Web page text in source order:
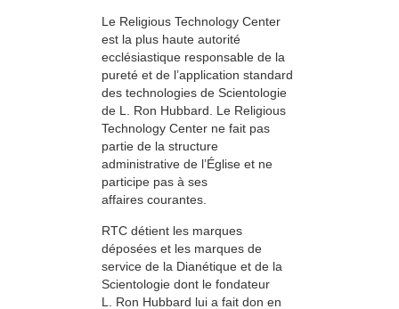
Le Religious Technology Center
est la plus haute autorité
ecclésiastique responsable de la
pureté et de l’application standard
des technologies de Scientologie
de L. Ron Hubbard. Le Religious
Technology Center ne fait pas
partie de la structure
administrative de l’Église et ne
participe pas à ses
affaires courantes.
RTC détient les marques
déposées et les marques de
service de la Dianétique et de la
Scientologie dont le fondateur
L. Ron Hubbard lui a fait don en